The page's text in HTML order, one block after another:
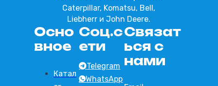
Caterpillar, Komatsu, Bell,
Liebherr и John Deere.
Осно
вное
Катал
Соц.с
ети
Telegram
WhatsApp
Связат
ься с
нами